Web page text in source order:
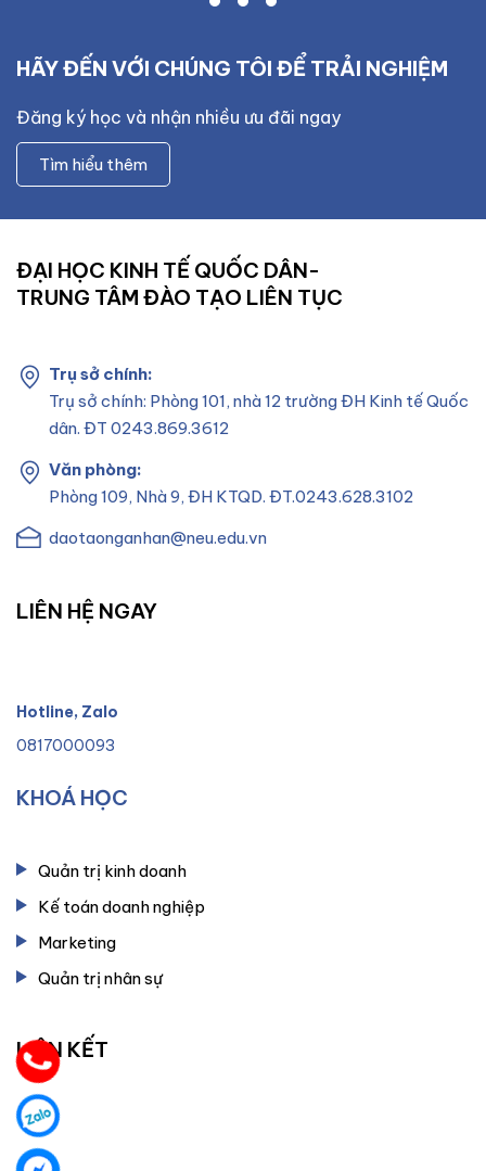
HÃY ĐẾN VỚI CHÚNG TÔI ĐỂ TRẢI NGHIỆM
Đăng ký học và nhận nhiều ưu đãi ngay
Tìm hiểu thêm
ĐẠI HỌC KINH TẾ QUỐC DÂN-
TRUNG TÂM ĐÀO TẠO LIÊN TỤC
Trụ sở chính:
Trụ sở chính: Phòng 101, nhà 12 trường ĐH Kinh tế Quốc
dân. ĐT 0243.869.3612
Văn phòng:
Phòng 109, Nhà 9, ĐH KTQD. ĐT.0243.628.3102
daotaonganhan@neu.edu.vn
LIÊN HỆ NGAY
Hotline, Zalo
0817000093
KHOÁ HỌC
Quản trị kinh doanh
Kế toán doanh nghiệp
Marketing
Quản trị nhân sự
LIÊN KẾT